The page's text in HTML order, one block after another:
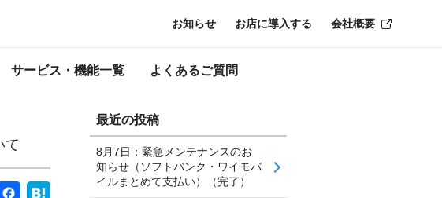
サービス・機能一覧 よくあるご質問
お知らせ お店に導入する 会社概要
せ
て
最近の投稿
8月7日：緊急メンテナンスのお
知らせ（ソフトバンク・ワイモバ
イルまとめて支払い）（完了）